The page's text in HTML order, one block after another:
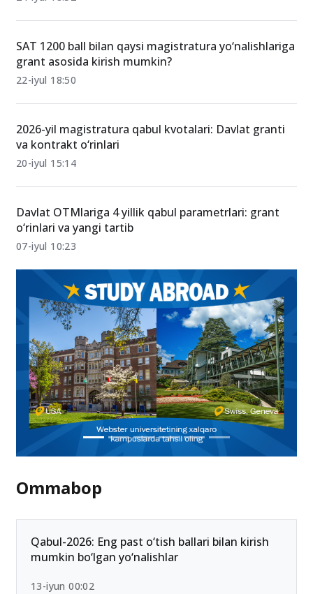
SAT 1200 ball bilan qaysi magistratura yo‘nalishlariga
grant asosida kirish mumkin?
22-iyul 18:50
2026-yil magistratura qabul kvotalari: Davlat granti
va kontrakt o‘rinlari
20-iyul 15:14
Davlat OTMlariga 4 yillik qabul parametrlari: grant
o‘rinlari va yangi tartib
07-iyul 10:23
Ommabop
Qabul-2026: Eng past o‘tish ballari bilan kirish
mumkin bo‘lgan yo‘nalishlar
13-iyun 00:02